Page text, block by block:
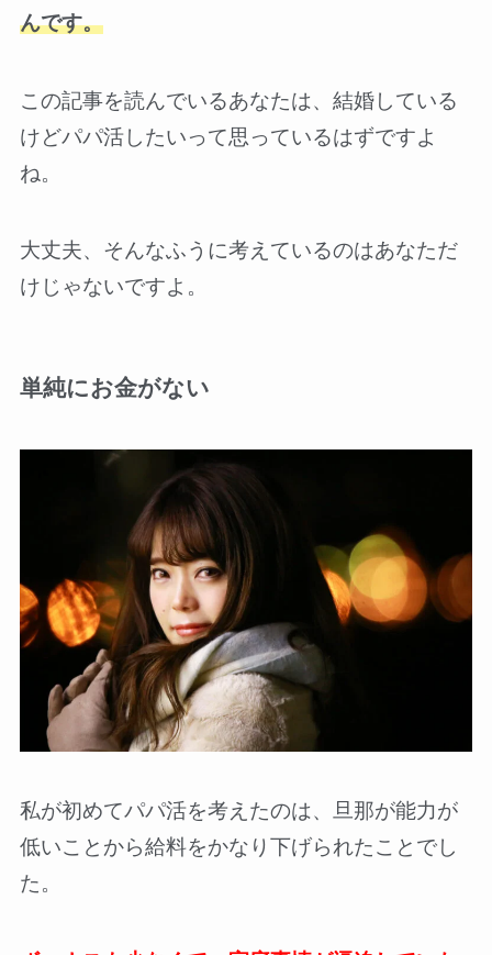
んです。
この記事を読んでいるあなたは、結婚している
けどパパ活したいって思っているはずですよ
ね。
大丈夫、そんなふうに考えているのはあなただ
けじゃないですよ。
単純にお金がない
私が初めてパパ活を考えたのは、旦那が能力が
低いことから給料をかなり下げられたことでし
た。